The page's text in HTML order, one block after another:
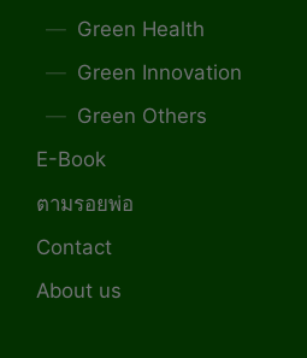
Green Health
Green Innovation
Green Others
E-Book
ตามรอยพ่อ
Contact
About us